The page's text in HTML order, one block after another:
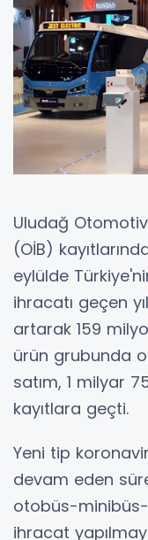
Uludağ
(OİB)
eylülde
ihracatı geçen
artarak 159
ürün grubunda
satım, 1 milyar
kayıtlara geçti.
Yeni tip
devam eden
otobüs-minibüs-
ihracat